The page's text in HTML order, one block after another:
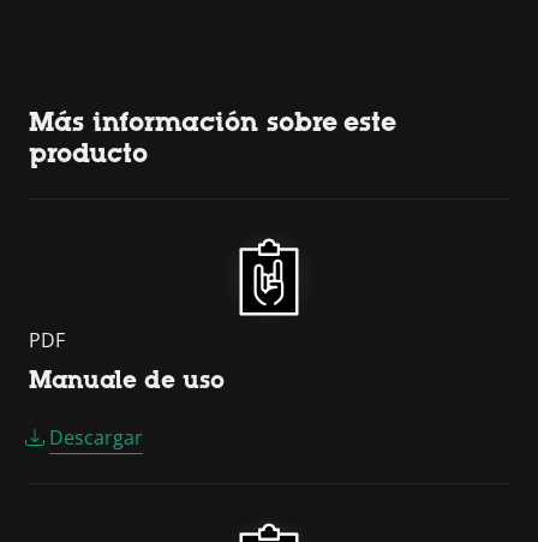
Más información sobre este
producto
PDF
Manuale de uso
Descargar